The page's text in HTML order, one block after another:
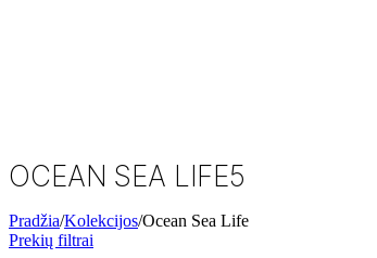
OCEAN SEA LIFE5
Pradžia/Kolekcijos/Ocean Sea Life
Prekių filtrai